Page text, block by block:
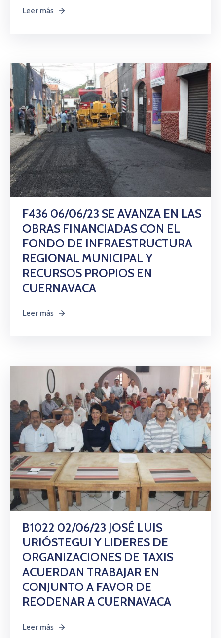
Leer más
F436 06/06/23 SE AVANZA EN LAS
OBRAS FINANCIADAS CON EL
FONDO DE INFRAESTRUCTURA
REGIONAL MUNICIPAL Y
RECURSOS PROPIOS EN
CUERNAVACA
Leer más
B1022 02/06/23 JOSÉ LUIS
URIÓSTEGUI Y LIDERES DE
ORGANIZACIONES DE TAXIS
ACUERDAN TRABAJAR EN
CONJUNTO A FAVOR DE
REODENAR A CUERNAVACA
Leer más